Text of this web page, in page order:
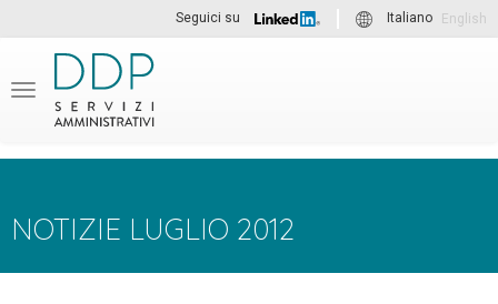
Seguici su Italiano English
Menu
NOTIZIE LUGLIO 2012